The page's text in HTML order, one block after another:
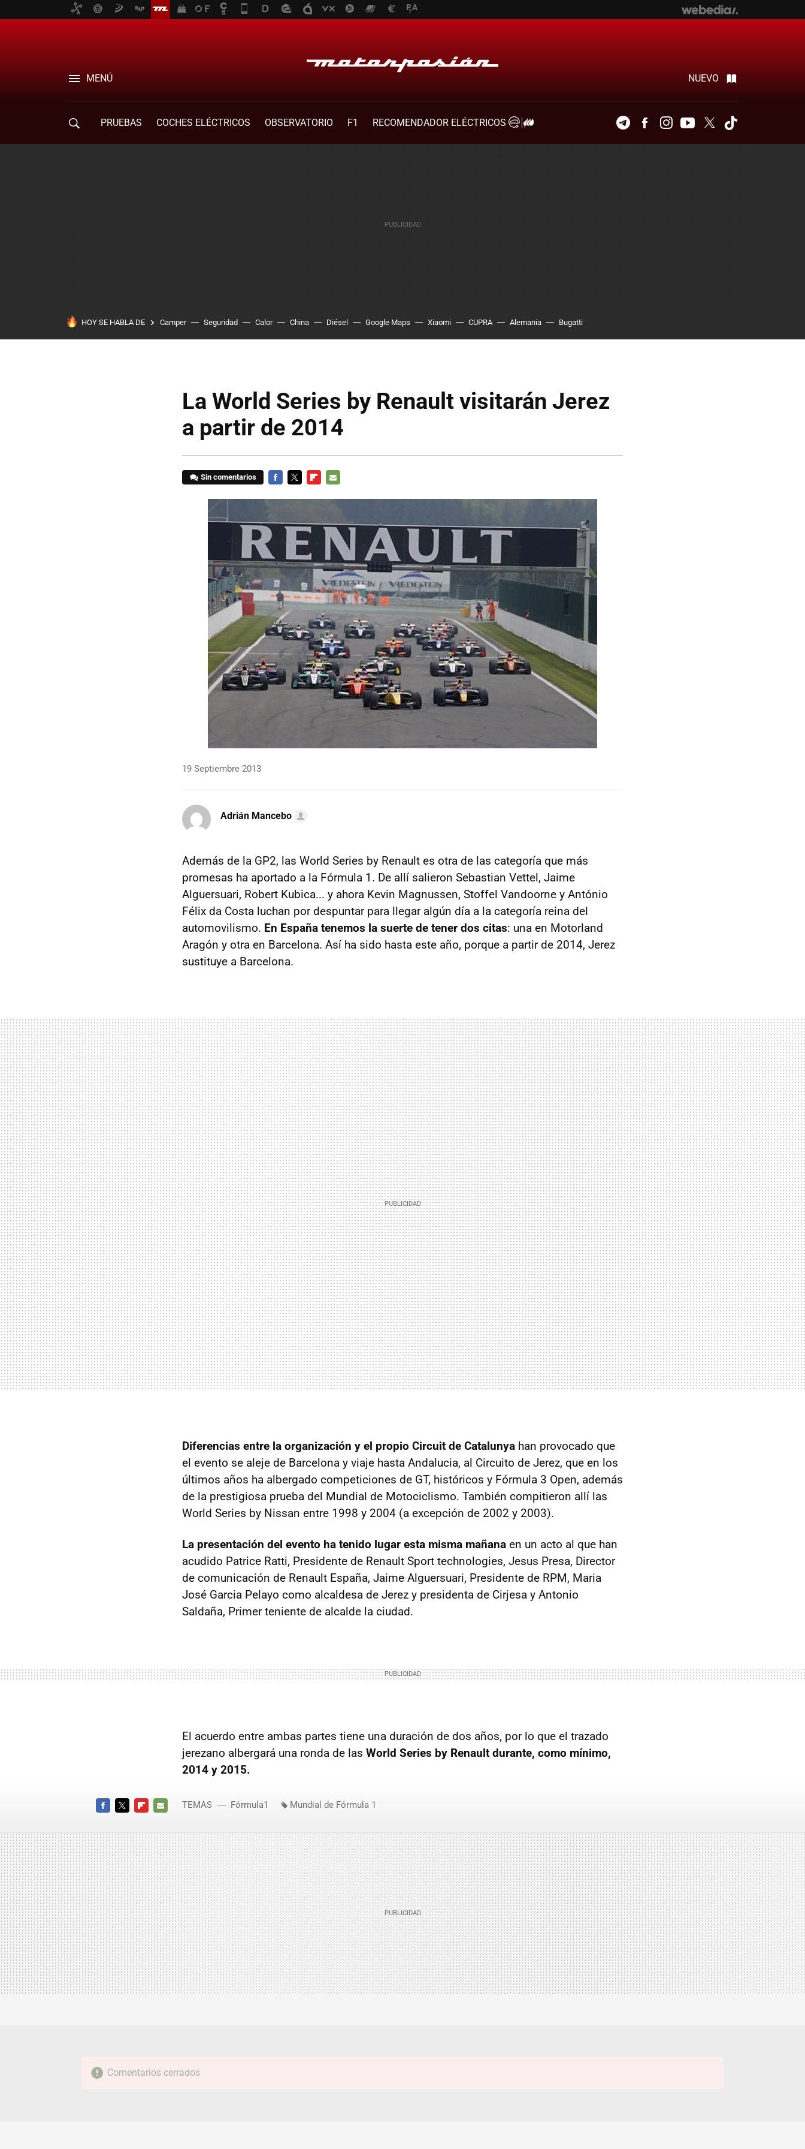
MENÚ NUEVO
PRUEBAS COCHES ELÉCTRICOS OBSERVATORIO F1
RECOMENDADOR ELÉCTRICOS
TelegramFacebookInstagramYoutubeTwitter
HOY SE HABLA DE Camper Seguridad Calor China Diésel Google Maps Xiaomi CUPRA Alemania Bugatti
La World Series by Renault visitarán Jerez
a partir de 2014
Sin comentarios
19 Septiembre 2013
Adrián Mancebo
Además de la GP2, las World Series by Renault es otra de las categoría que más
promesas ha aportado a la Fórmula 1. De allí salieron Sebastian Vettel, Jaime
Alguersuari, Robert Kubica... y ahora Kevin Magnussen, Stoffel Vandoorne y António
Félix da Costa luchan por despuntar para llegar algún día a la categoría reina del
automovilismo. En España tenemos la suerte de tener dos citas: una en Motorland
Aragón y otra en Barcelona. Así ha sido hasta este año, porque a partir de 2014, Jerez
sustituye a Barcelona.
Diferencias entre la organización y el propio Circuit de Catalunya han provocado que
el evento se aleje de Barcelona y viaje hasta Andalucia, al Circuito de Jerez, que en los
últimos años ha albergado competiciones de GT, históricos y Fórmula 3 Open, además
de la prestigiosa prueba del Mundial de Motociclismo. También compitieron allí las
World Series by Nissan entre 1998 y 2004 (a excepción de 2002 y 2003).
La presentación del evento ha tenido lugar esta misma mañana en un acto al que han
acudido Patrice Ratti, Presidente de Renault Sport technologies, Jesus Presa, Director
de comunicación de Renault España, Jaime Alguersuari, Presidente de RPM, Maria
José Garcia Pelayo como alcaldesa de Jerez y presidenta de Cirjesa y Antonio
Saldaña, Primer teniente de alcalde la ciudad.
El acuerdo entre ambas partes tiene una duración de dos años, por lo que el trazado
jerezano albergará una ronda de las World Series by Renault durante, como mínimo,
2014 y 2015.
MAIL
TEMAS Fórmula1 Mundial de Fórmula 1
Comentarios cerrados